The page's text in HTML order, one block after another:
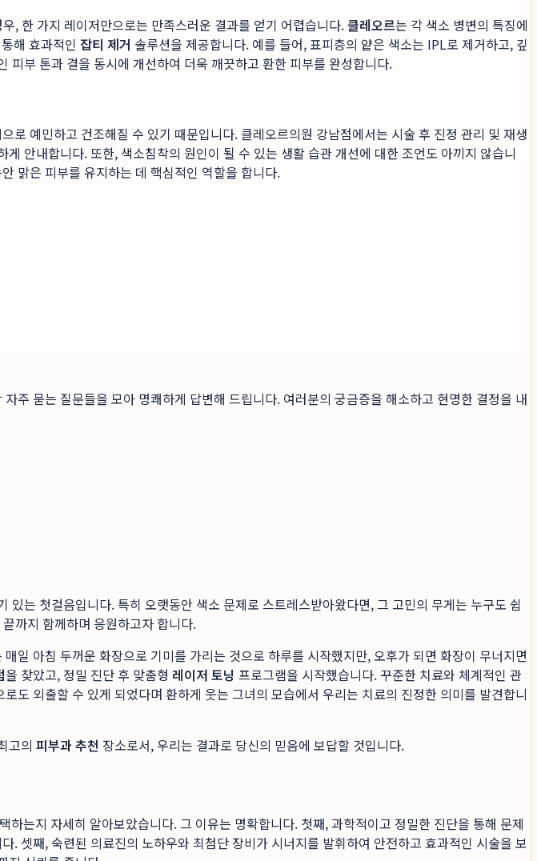
, 한 가지 레이저만으로는 만족스러운 결과를 얻기 어렵습니다.클레오르는 각 색소 병변의 특징에
해 효과적인 잡티 제거 솔루션을 제공합니다. 예를 들어, 표피층의 얕은 색소는 IPL로 제거하고, 깊
부 톤과 결을 동시에 개선하여 더욱 깨끗하고 환한 피부를 완성합니다.
로 예민하고 건조해질 수 있기 때문입니다. 클레오르의원 강남점에서는 시술 후 진정 관리 및 재생
안내합니다. 또한, 색소침착의 원인이 될 수 있는 생활 습관 개선에 대한 조언도 아끼지 않습니
맑은 피부를 유지하는 데 핵심적인 역할을 합니다.
주 묻는 질문들을 모아 명쾌하게 답변해 드립니다. 여러분의 궁금증을 해소하고 현명한 결정을 내
는 첫걸음입니다. 특히 오랫동안 색소 문제로 스트레스받아왔다면, 그 고민의 무게는 누구도 쉽
까지 함께하며 응원하고자 합니다.
일 아침 두꺼운 화장으로 기미를 가리는 것으로 하루를 시작했지만, 오후가 되면 화장이 무너지면
을 찾았고, 정밀 진단 후 맞춤형 레이저 토닝 프로그램을 시작했습니다. 꾸준한 치료와 체계적인 관
도 외출할 수 있게 되었다며 환하게 웃는 그녀의 모습에서 우리는 치료의 진정한 의미를 발견합니
고의 피부과 추천 장소로서, 우리는 결과로 당신의 믿음에 보답할 것입니다.
하는지 자세히 알아보았습니다. 그 이유는 명확합니다. 첫째, 과학적이고 정밀한 진단을 통해 문제
. 셋째, 숙련된 의료진의 노하우와 최첨단 장비가 시너지를 발휘하여 안전하고 효과적인 시술을 보